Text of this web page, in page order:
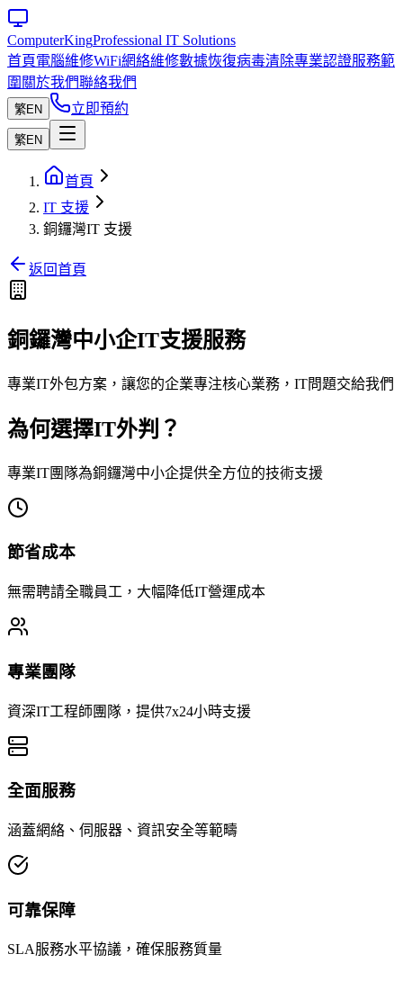
ComputerKingProfessional IT Solutions
首頁電腦維修WiFi網絡維修數據恢復病毒清除專業認證服務範
圍 關於我們聯絡我們
繁EN 立即預約
繁EN
首頁
IT 支援
銅鑼灣IT 支援
返回首頁
銅鑼灣中小企IT支援服務
專業IT外包方案，讓您的企業專注核心業務，IT問題交給我們
為何選擇IT外判？
專業IT團隊為銅鑼灣中小企提供全方位的技術支援
節省成本
無需聘請全職員工，大幅降低IT營運成本
專業團隊
資深IT工程師團隊，提供7x24小時支援
全面服務
涵蓋網絡、伺服器、資訊安全等範疇
可靠保障
SLA服務水平協議，確保服務質量